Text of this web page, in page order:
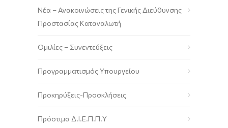
Νέα – Ανακοινώσεις της Γενικής Διεύθυνσης
Προστασίας Καταναλωτή
Ομιλίες – Συνεντεύξεις
Προγραμματισμός Υπουργείου
Προκηρύξεις-Προσκλήσεις
Πρόστιμα Δ.Ι.Ε.Π.Π.Υ